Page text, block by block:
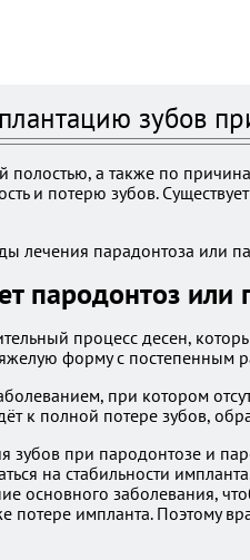
зубов
полостью, а также по
и потерю зубов.
лечения парадонтоза
пародонтоз или
процесс десен,
форму с постепенным
при котором
к полной потере зубов,
зубов при пародонтозе и
на стабильности
основного заболевания,
импланта. Поэтому